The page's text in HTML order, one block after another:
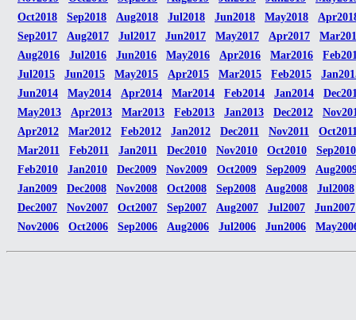
Oct2018
Sep2018 Aug2018 Jul2018 Jun2018 May2018
Sep2017
Aug2017 Jul2017 Jun2017 May2017 Apr2017
Aug2016
Jul2016 Jun2016 May2016 Apr2016 Mar2016
Jul2015
Jun2015 May2015 Apr2015 Mar2015 Feb2015
Jun2014
May2014 Apr2014 Mar2014 Feb2014 Jan2014
May2013
Apr2013 Mar2013 Feb2013 Jan2013 Dec2012
Apr2012
Mar2012 Feb2012 Jan2012 Dec2011 Nov2011
Mar2011
Feb2011 Jan2011 Dec2010 Nov2010 Oct2010
Sep2010
Feb2010
Jan2010 Dec2009 Nov2009 Oct2009 Sep2009
Jan2009
Dec2008 Nov2008 Oct2008 Sep2008 Aug2008
Jul2008
Dec2007
Nov2007 Oct2007 Sep2007 Aug2007 Jul2007
Jun2007
Nov2006
Oct2006 Sep2006 Aug2006 Jul2006 Jun2006